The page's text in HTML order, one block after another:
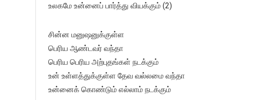
உலகமே உன்னைப் பார்த்து வியக்கும் (2)
சின்ன மனுஷனுக்குள்ள
பெரிய ஆண்டவர் வந்தா
பெரிய பெரிய அற்புதங்கள் நடக்கும்
உன் உள்ளத்துக்குள்ள தேவ வல்லமை வந்தா
உன்னைக் கொண்டும் எல்லாம் நடக்கும்